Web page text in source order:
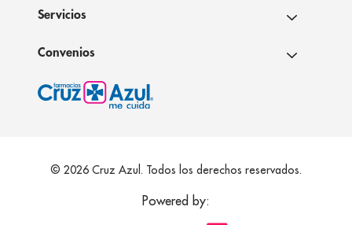
Servicios
Convenios
© 2026 Cruz Azul. Todos los derechos reservados.
Powered by: